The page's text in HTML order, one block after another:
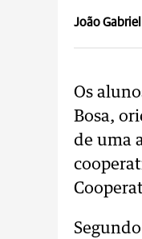
João
Os
Bosa,
de uma